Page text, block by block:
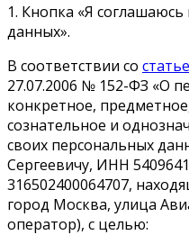
1. Кнопка «Я
данных».
В соответствии со
27.07.2006 № 152-ФЗ «О
конкретное,
сознательное и
своих персональных
Сергеевичу, ИНН
316502400064707,
город Москва, улица
оператор), с целью: